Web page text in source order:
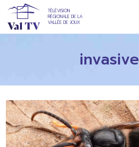
TÉLÉVISION
RÉGIONALE DE LA
VALLÉE DE JOUX
invasive